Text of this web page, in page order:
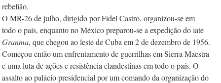
rebelião.
O MR-26 de julho, dirigido por Fidel Castro, organizou-se em
todo o país, enquanto no México preparou-se a expedição do iate
Granma, que chegou ao leste de Cuba em 2 de dezembro de 1956.
Começou então um enfrentamento de guerrilhas em Sierra Maestra
e uma luta de ações e resistência clandestinas em todo o país. O
assalto ao palácio presidencial por um comando da organização do